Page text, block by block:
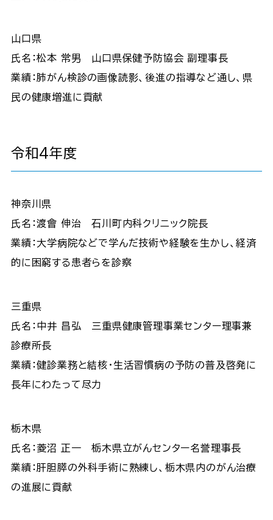
山口県
氏名：松本 常男 山口県保健予防協会 副理事長
業績：肺がん検診の画像読影、後進の指導など通し、県
民の健康増進に貢献
令和4年度
神奈川県
氏名：渡會 伸治 石川町内科クリニック院長
業績：大学病院などで学んだ技術や経験を生かし、経済
的に困窮する患者らを診察
三重県
氏名：中井 昌弘 三重県健康管理事業センター理事兼
診療所長
業績：健診業務と結核・生活習慣病の予防の普及啓発に
長年にわたって尽力
栃木県
氏名：菱沼 正一 栃木県立がんセンター名誉理事長
業績：肝胆膵の外科手術に熟練し、栃木県内のがん治療
の進展に貢献